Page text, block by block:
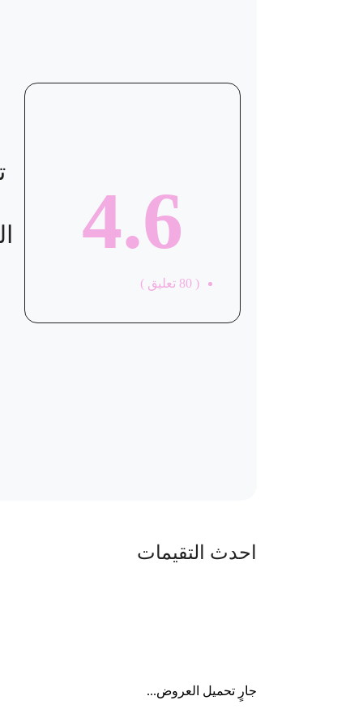
4.6
(
80 تعليق )
احدث التقيمات
جارٍ تحميل العروض...